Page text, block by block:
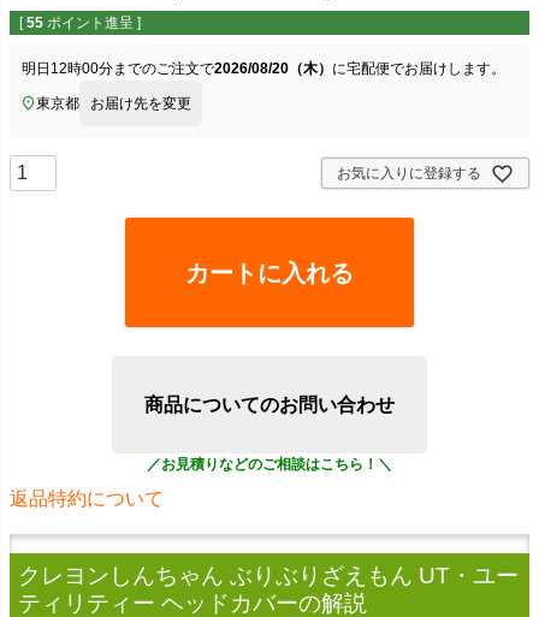
[ 55 ポイント進呈 ]
明日 12時00分までのご注文で2026/08/20（木） に宅配便でお届けします。
東京都 お届け先を変更
お気に入りに登録する
カートに入れる
商品についてのお問い合わせ
返品特約について
クレヨンしんちゃん ぶりぶりざえもん UT・ユー
ティリティー ヘッドカバーの解説